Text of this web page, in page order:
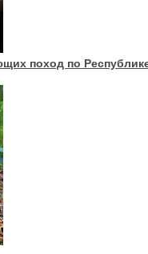
поход по